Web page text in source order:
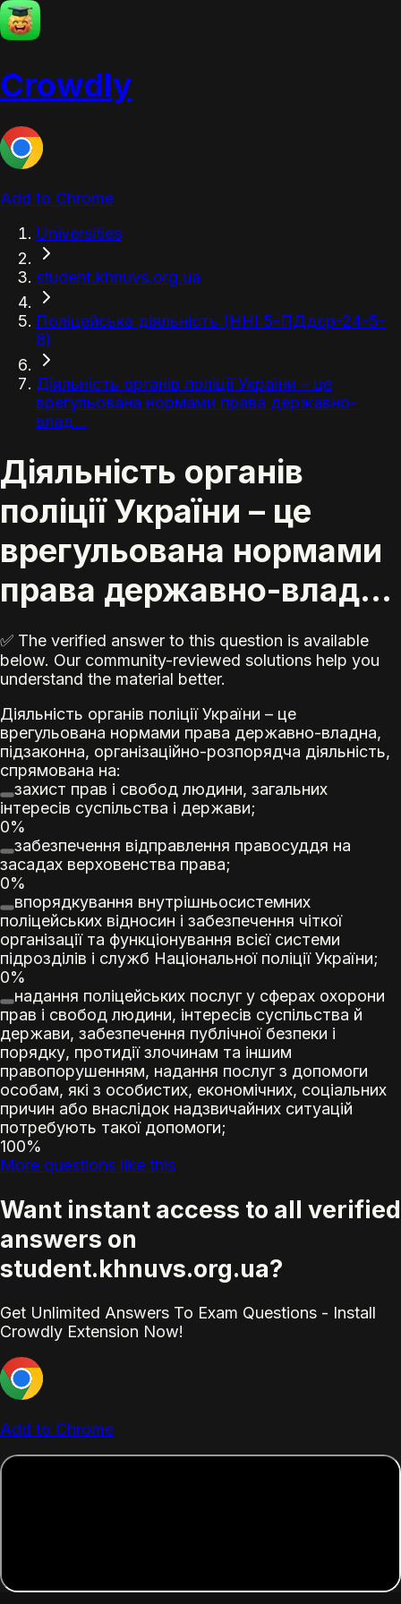
Crowdly
Add to Chrome
Universities
student.khnuvs.org.ua
Поліцейська діяльність (ННІ 5-ПДдср-24-5-
8)
Діяльність органів поліції України – це
врегульована нормами права державно-
влад...
Діяльність органів
поліції України – це
врегульована нормами
права державно-влад...
✅ The verified answer to this question is available
below. Our community-reviewed solutions help you
understand the material better.
Діяльність органів поліції України – це
врегульована нормами права державно-владна,
підзаконна, організаційно-розпорядча діяльність,
спрямована на:
захист прав і свобод людини, загальних
інтересів суспільства і держави;
0%
забезпечення відправлення правосуддя на
засадах верховенства права;
0%
впорядкування внутрішньосистемних
поліцейських відносин і забезпечення чіткої
організації та функціонування всієї системи
підрозділів і служб Національної поліції України;
0%
надання поліцейських послуг у сферах охорони
прав і свобод людини, інтересів суспільства й
держави, забезпечення публічної безпеки і
порядку, протидії злочинам та іншим
правопорушенням, надання послуг з допомоги
особам, які з особистих, економічних, соціальних
причин або внаслідок надзвичайних ситуацій
потребують такої допомоги;
100%
More questions like this
Want instant access to all verified
answers on
student.khnuvs.org.ua?
Get Unlimited Answers To Exam Questions - Install
Crowdly Extension Now!
Add to Chrome